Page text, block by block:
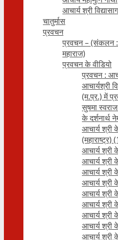
आचार्य श्री
चातुर्मास
प्रवचन
प्रवचन – (संकलन :
महाराज)
प्रवचन के वीडियो
प्रवचन :
आचार्यश्री
(म.प्र.) में
सुषमा
के दर्शनार्थ
आचार्य श्री
आचार्य
आचार्य श्री
आचार्य श्री
आचार्य श्री
आचार्य श्री
आचार्य श्री
आचार्य श्री
आचार्य श्री
आचार्य श्री